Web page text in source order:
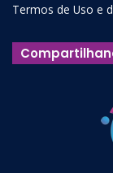
Termos de Uso e